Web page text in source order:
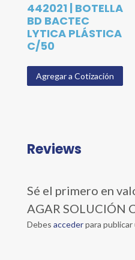
442021 | BOTELLA
BD BACTEC
LYTICA PLÁSTICA
C/50
Agregar a Cotización
Reviews
Sé el primero en
AGAR SOLUCIÓN
Debes accederpara publicar